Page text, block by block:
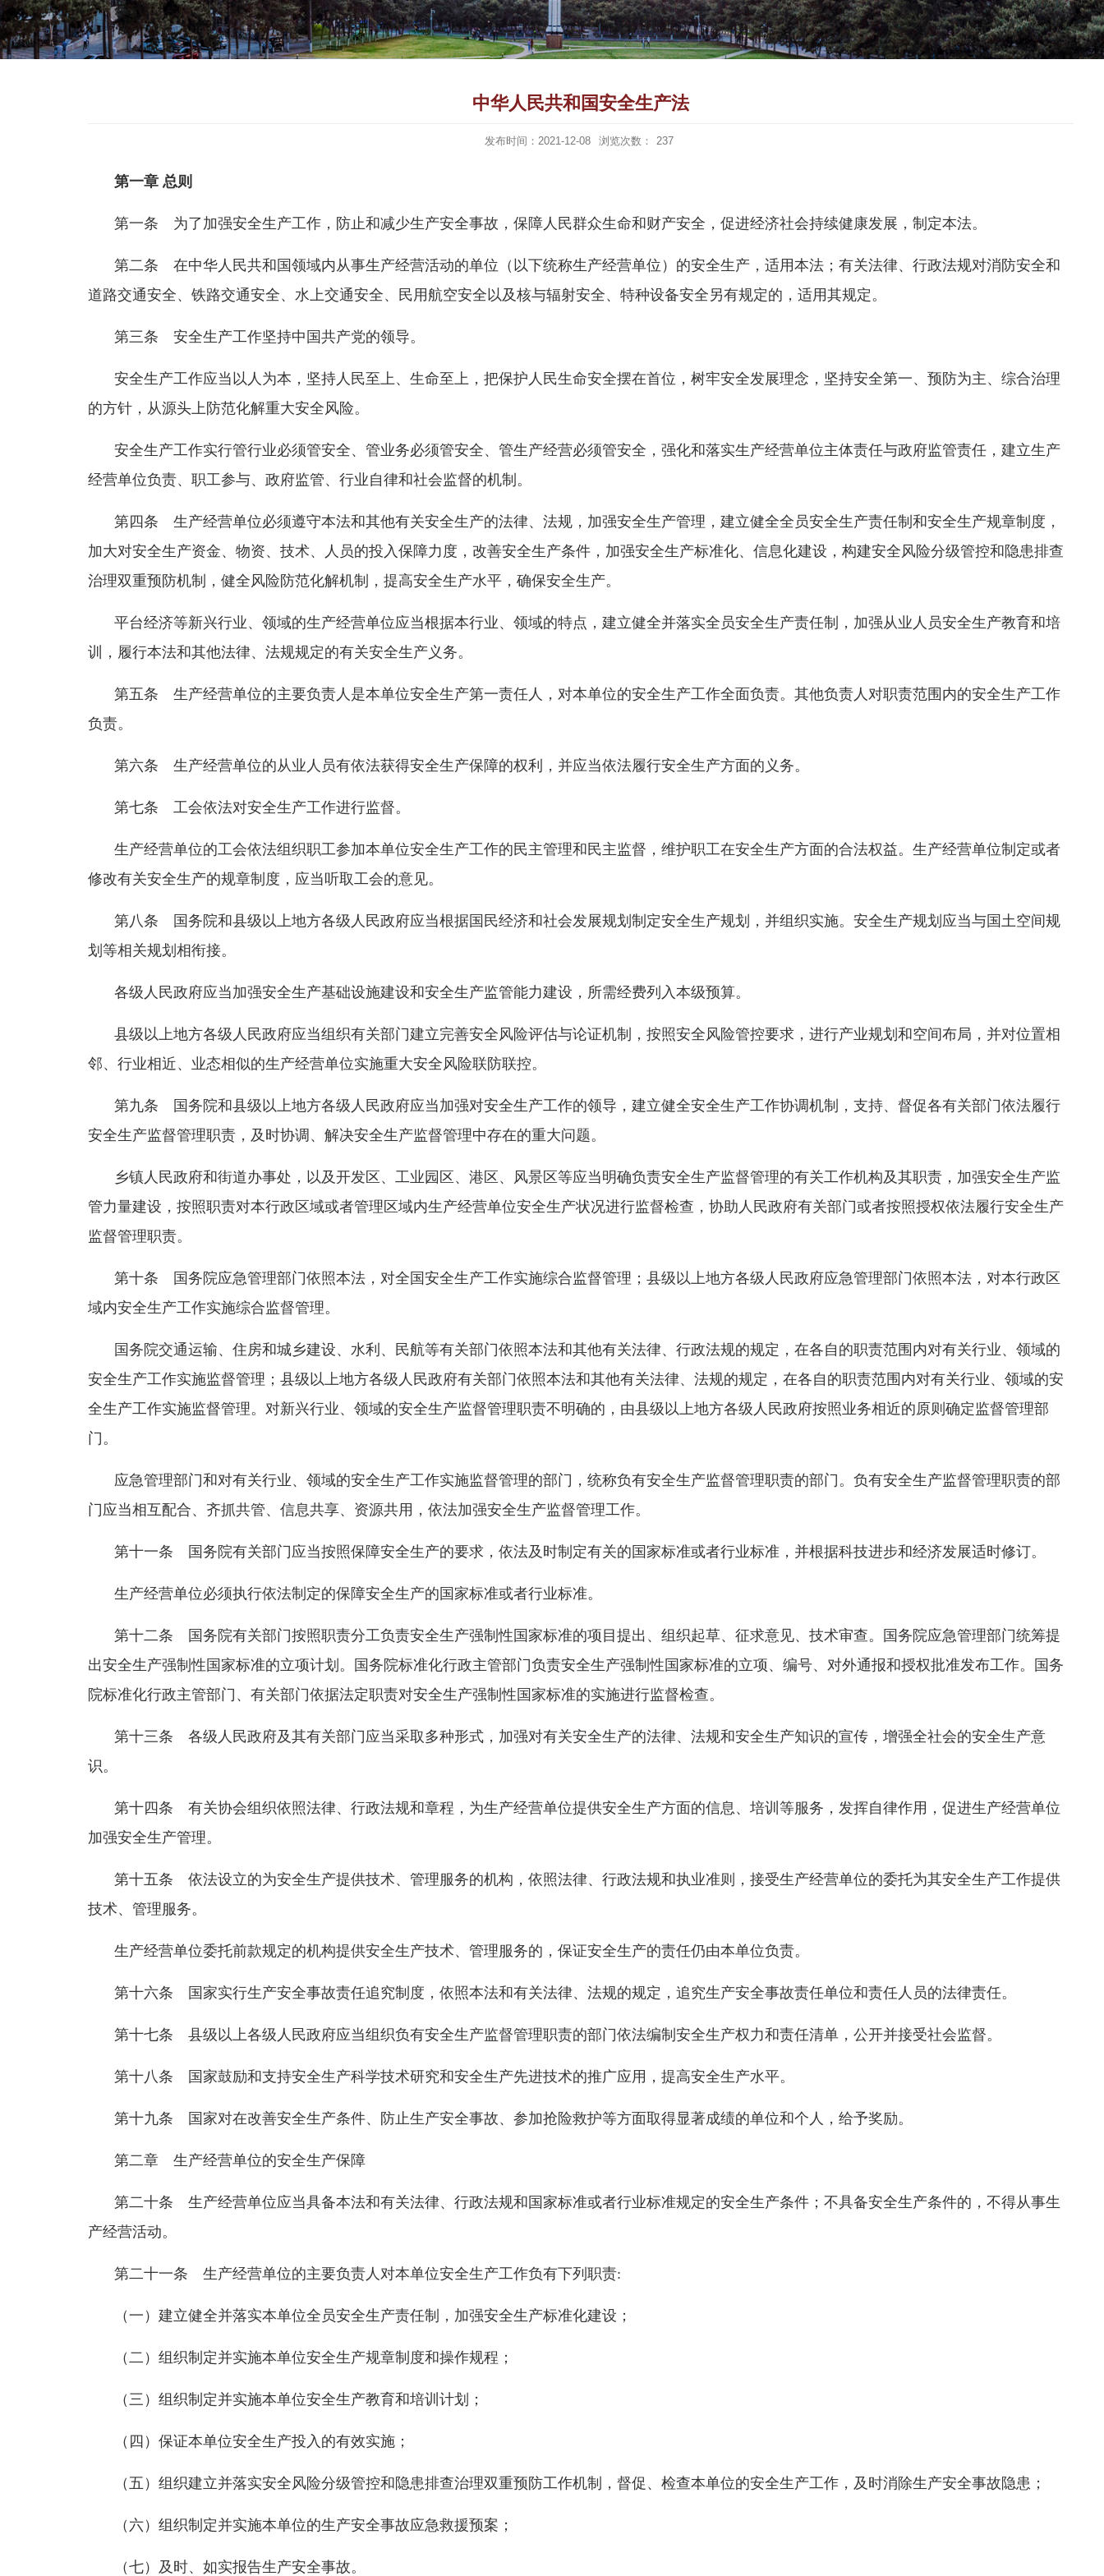
中华人民共和国安全生产法
发布时间：2021-12-08 浏览次数： 237
第一章 总则
第一条 为了加强安全生产工作，防止和减少生产安全事故，保障人民群众生命和财产安全，促进经济社会持续健康发展，制定本法。
第二条 在中华人民共和国领域内从事生产经营活动的单位（以下统称生产经营单位）的安全生产，适用本法；有关法律、行政法规对消防安全和
道路交通安全、铁路交通安全、水上交通安全、民用航空安全以及核与辐射安全、特种设备安全另有规定的，适用其规定。
第三条 安全生产工作坚持中国共产党的领导。
安全生产工作应当以人为本，坚持人民至上、生命至上，把保护人民生命安全摆在首位，树牢安全发展理念，坚持安全第一、预防为主、综合治理
的方针，从源头上防范化解重大安全风险。
安全生产工作实行管行业必须管安全、管业务必须管安全、管生产经营必须管安全，强化和落实生产经营单位主体责任与政府监管责任，建立生产
经营单位负责、职工参与、政府监管、行业自律和社会监督的机制。
第四条 生产经营单位必须遵守本法和其他有关安全生产的法律、法规，加强安全生产管理，建立健全全员安全生产责任制和安全生产规章制度，
加大对安全生产资金、物资、技术、人员的投入保障力度，改善安全生产条件，加强安全生产标准化、信息化建设，构建安全风险分级管控和隐患排查
治理双重预防机制，健全风险防范化解机制，提高安全生产水平，确保安全生产。
平台经济等新兴行业、领域的生产经营单位应当根据本行业、领域的特点，建立健全并落实全员安全生产责任制，加强从业人员安全生产教育和培
训，履行本法和其他法律、法规规定的有关安全生产义务。
第五条 生产经营单位的主要负责人是本单位安全生产第一责任人，对本单位的安全生产工作全面负责。其他负责人对职责范围内的安全生产工作
负责。
第六条 生产经营单位的从业人员有依法获得安全生产保障的权利，并应当依法履行安全生产方面的义务。
第七条 工会依法对安全生产工作进行监督。
生产经营单位的工会依法组织职工参加本单位安全生产工作的民主管理和民主监督，维护职工在安全生产方面的合法权益。生产经营单位制定或者
修改有关安全生产的规章制度，应当听取工会的意见。
第八条 国务院和县级以上地方各级人民政府应当根据国民经济和社会发展规划制定安全生产规划，并组织实施。安全生产规划应当与国土空间规
划等相关规划相衔接。
各级人民政府应当加强安全生产基础设施建设和安全生产监管能力建设，所需经费列入本级预算。
县级以上地方各级人民政府应当组织有关部门建立完善安全风险评估与论证机制，按照安全风险管控要求，进行产业规划和空间布局，并对位置相
邻、行业相近、业态相似的生产经营单位实施重大安全风险联防联控。
第九条 国务院和县级以上地方各级人民政府应当加强对安全生产工作的领导，建立健全安全生产工作协调机制，支持、督促各有关部门依法履行
安全生产监督管理职责，及时协调、解决安全生产监督管理中存在的重大问题。
乡镇人民政府和街道办事处，以及开发区、工业园区、港区、风景区等应当明确负责安全生产监督管理的有关工作机构及其职责，加强安全生产监
管力量建设，按照职责对本行政区域或者管理区域内生产经营单位安全生产状况进行监督检查，协助人民政府有关部门或者按照授权依法履行安全生产
监督管理职责。
第十条 国务院应急管理部门依照本法，对全国安全生产工作实施综合监督管理；县级以上地方各级人民政府应急管理部门依照本法，对本行政区
域内安全生产工作实施综合监督管理。
国务院交通运输、住房和城乡建设、水利、民航等有关部门依照本法和其他有关法律、行政法规的规定，在各自的职责范围内对有关行业、领域的
安全生产工作实施监督管理；县级以上地方各级人民政府有关部门依照本法和其他有关法律、法规的规定，在各自的职责范围内对有关行业、领域的安
全生产工作实施监督管理。对新兴行业、领域的安全生产监督管理职责不明确的，由县级以上地方各级人民政府按照业务相近的原则确定监督管理部
门。
应急管理部门和对有关行业、领域的安全生产工作实施监督管理的部门，统称负有安全生产监督管理职责的部门。负有安全生产监督管理职责的部
门应当相互配合、齐抓共管、信息共享、资源共用，依法加强安全生产监督管理工作。
第十一条 国务院有关部门应当按照保障安全生产的要求，依法及时制定有关的国家标准或者行业标准，并根据科技进步和经济发展适时修订。
生产经营单位必须执行依法制定的保障安全生产的国家标准或者行业标准。
第十二条 国务院有关部门按照职责分工负责安全生产强制性国家标准的项目提出、组织起草、征求意见、技术审查。国务院应急管理部门统筹提
出安全生产强制性国家标准的立项计划。国务院标准化行政主管部门负责安全生产强制性国家标准的立项、编号、对外通报和授权批准发布工作。国务
院标准化行政主管部门、有关部门依据法定职责对安全生产强制性国家标准的实施进行监督检查。
第十三条 各级人民政府及其有关部门应当采取多种形式，加强对有关安全生产的法律、法规和安全生产知识的宣传，增强全社会的安全生产意
识。
第十四条 有关协会组织依照法律、行政法规和章程，为生产经营单位提供安全生产方面的信息、培训等服务，发挥自律作用，促进生产经营单位
加强安全生产管理。
第十五条 依法设立的为安全生产提供技术、管理服务的机构，依照法律、行政法规和执业准则，接受生产经营单位的委托为其安全生产工作提供
技术、管理服务。
生产经营单位委托前款规定的机构提供安全生产技术、管理服务的，保证安全生产的责任仍由本单位负责。
第十六条 国家实行生产安全事故责任追究制度，依照本法和有关法律、法规的规定，追究生产安全事故责任单位和责任人员的法律责任。
第十七条 县级以上各级人民政府应当组织负有安全生产监督管理职责的部门依法编制安全生产权力和责任清单，公开并接受社会监督。
第十八条 国家鼓励和支持安全生产科学技术研究和安全生产先进技术的推广应用，提高安全生产水平。
第十九条 国家对在改善安全生产条件、防止生产安全事故、参加抢险救护等方面取得显著成绩的单位和个人，给予奖励。
第二章 生产经营单位的安全生产保障
第二十条 生产经营单位应当具备本法和有关法律、行政法规和国家标准或者行业标准规定的安全生产条件；不具备安全生产条件的，不得从事生
产经营活动。
第二十一条 生产经营单位的主要负责人对本单位安全生产工作负有下列职责:
（一）建立健全并落实本单位全员安全生产责任制，加强安全生产标准化建设；
（二）组织制定并实施本单位安全生产规章制度和操作规程；
（三）组织制定并实施本单位安全生产教育和培训计划；
（四）保证本单位安全生产投入的有效实施；
（五）组织建立并落实安全风险分级管控和隐患排查治理双重预防工作机制，督促、检查本单位的安全生产工作，及时消除生产安全事故隐患；
（六）组织制定并实施本单位的生产安全事故应急救援预案；
（七）及时、如实报告生产安全事故。